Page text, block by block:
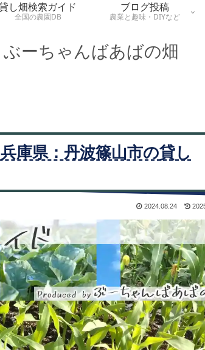
ぶーちゃんばあばの畑
し畑検索ガイド
全国の農園DB
ブログ投稿
農業と趣味・DIYなど
庫県：丹波篠山市の貸し
2024.08.24